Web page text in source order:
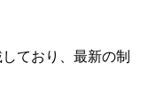
ており、最新の制